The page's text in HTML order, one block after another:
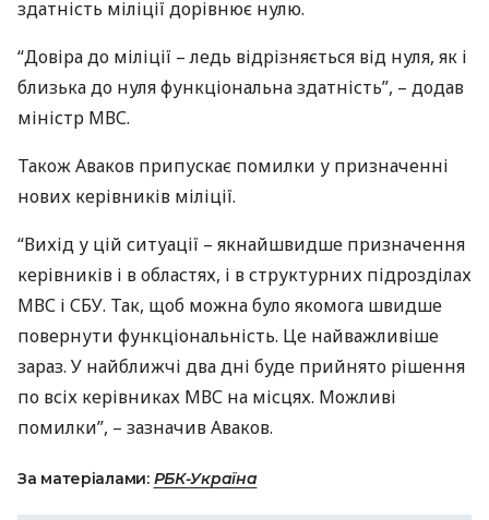
здатність міліції дорівнює нулю.
“Довіра до міліції – ледь відрізняється від нуля, як і
близька до нуля функціональна здатність”, – додав
міністр МВС.
Також Аваков припускає помилки у призначенні
нових керівників міліції.
“Вихід у цій ситуації – якнайшвидше призначення
керівників і в областях, і в структурних підрозділах
МВС і СБУ. Так, щоб можна було якомога швидше
повернути функціональність. Це найважливіше
зараз. У найближчі два дні буде прийнято рішення
по всіх керівниках МВС на місцях. Можливі
помилки”, – зазначив Аваков.
За матеріалами: РБК-Україна